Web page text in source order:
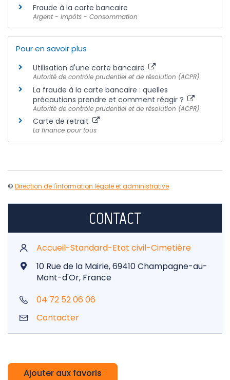
Fraude à la carte bancaire
Argent - Impôts - Consommation
Pour en savoir plus
Utilisation d'une carte bancaire
Autorité de contrôle prudentiel et de résolution (ACPR)
La fraude à la carte bancaire : quelles
précautions prendre et comment réagir ?
Autorité de contrôle prudentiel et de résolution (ACPR)
Carte de retrait
La finance pour tous
© Direction de l'information légale et administrative
CONTACT
Accueil-Standard-Etat civil-Cimetière
10 Rue de la Mairie, 69410 Champagne-au-
Mont-d'Or, France
04 72 52 06 06
Contacter
Ajouter aux favoris